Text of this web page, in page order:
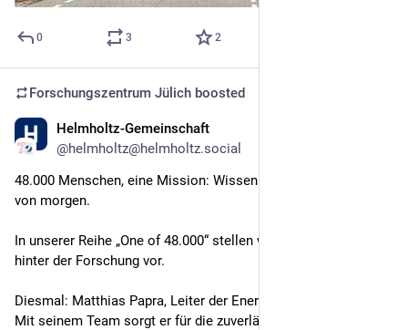
0 3 2
Forschungszentrum Jülich boosted
Helmholtz-Gemeinschaft
@helmholtz@helmholtz.social
48.000 Menschen, eine Mission: Wissen schaffen für die Welt
von morgen.
In unserer Reihe „One of 48.000“ stellen wir die Menschen
hinter der Forschung vor.
Diesmal: Matthias Papra, Leiter der Energiezentrale am
Mit seinem Team sorgt er für die zuverlässige Versorgung des